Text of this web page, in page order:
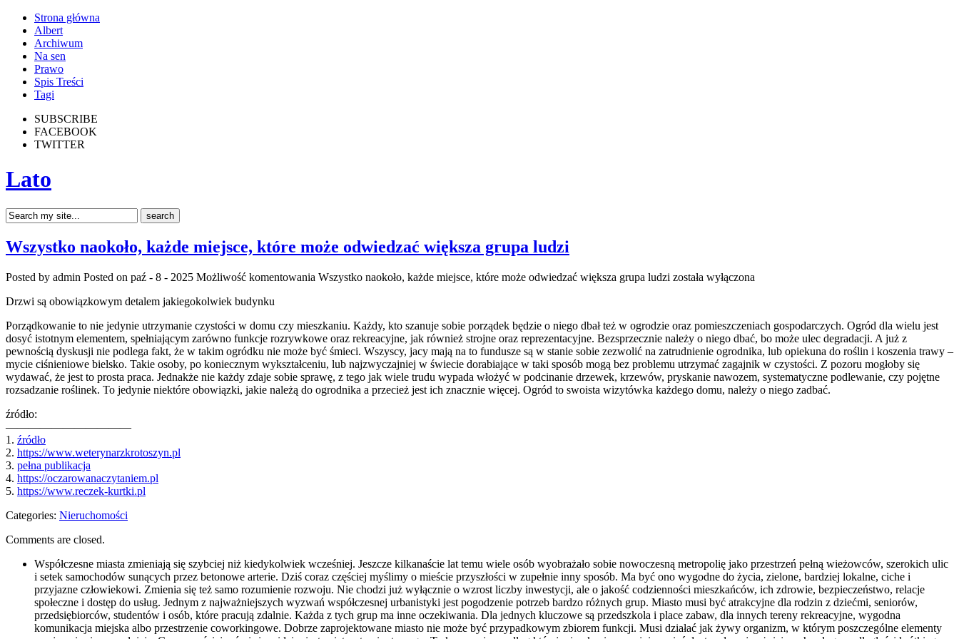
Strona główna
Albert
Archiwum
Na sen
Prawo
Spis Treści
Tagi
SUBSCRIBE
FACEBOOK
TWITTER
Lato
Wszystko naokoło, każde miejsce, które może odwiedzać większa grupa ludzi
Posted by admin Posted on paź - 8 - 2025 Możliwość komentowania Wszystko naokoło, każde miejsce, które może odwiedzać większa grupa ludzi została wyłączona
Drzwi są obowiązkowym detalem jakiegokolwiek budynku
Porządkowanie to nie jedynie utrzymanie czystości w domu czy mieszkaniu. Każdy, kto szanuje sobie porządek będzie o niego dbał też w ogrodzie oraz pomieszczeniach gospodarczych. Ogród dla wielu jest
dosyć istotnym elementem, spełniającym zarówno funkcje rozrywkowe oraz rekreacyjne, jak również strojne oraz reprezentacyjne. Bezsprzecznie należy o niego dbać, bo może ulec degradacji. A już z
pewnością dyskusji nie podlega fakt, że w takim ogródku nie może być śmieci. Wszyscy, jacy mają na to fundusze są w stanie sobie zezwolić na zatrudnienie ogrodnika, lub opiekuna do roślin i koszenia trawy –
mycie ciśnieniowe bielsko. Takie osoby, po koniecznym wykształceniu, lub najzwyczajniej w świecie dorabiające w taki sposób mogą bez problemu utrzymać zagajnik w czystości. Z pozoru mogłoby się
wydawać, że jest to prosta praca. Jednakże nie każdy zdaje sobie sprawę, z tego jak wiele trudu wypada włożyć w podcinanie drzewek, krzewów, pryskanie nawozem, systematyczne podlewanie, czy pojętne
rozsadzanie roślinek. To jedynie niektóre obowiązki, jakie należą do ogrodnika a przecież jest ich znacznie więcej. Ogród to swoista wizytówka każdego domu, należy o niego zadbać.
źródło:
———————————
1. źródło
2. https://www.weterynarzkrotoszyn.pl
3. pełna publikacja
4. https://oczarowanaczytaniem.pl
5. https://www.reczek-kurtki.pl
Categories: Nieruchomości
Comments are closed.
Współczesne miasta zmieniają się szybciej niż kiedykolwiek wcześniej. Jeszcze kilkanaście lat temu wiele osób wyobrażało sobie nowoczesną metropolię jako przestrzeń pełną wieżowców, szerokich ulic
i setek samochodów sunących przez betonowe arterie. Dziś coraz częściej myślimy o mieście przyszłości w zupełnie inny sposób. Ma być ono wygodne do życia, zielone, bardziej lokalne, ciche i
przyjazne człowiekowi. Zmienia się też samo rozumienie rozwoju. Nie chodzi już wyłącznie o wzrost liczby inwestycji, ale o jakość codzienności mieszkańców, ich zdrowie, bezpieczeństwo, relacje
społeczne i dostęp do usług. Jednym z najważniejszych wyzwań współczesnej urbanistyki jest pogodzenie potrzeb bardzo różnych grup. Miasto musi być atrakcyjne dla rodzin z dziećmi, seniorów,
przedsiębiorców, studentów i osób, które pracują zdalnie. Każda z tych grup ma inne oczekiwania. Dla jednych kluczowe są przedszkola i place zabaw, dla innych tereny rekreacyjne, wygodna
komunikacja miejska albo przestrzenie coworkingowe. Dobrze zaprojektowane miasto nie może być przypadkowym zbiorem funkcji. Musi działać jak żywy organizm, w którym poszczególne elementy